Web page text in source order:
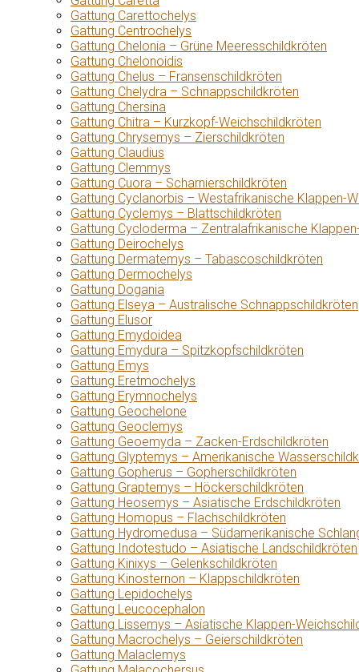
Gattung Carettochelys
Gattung Centrochelys
Gattung Chelonia – Grüne Meeresschildkröten
Gattung Chelonoidis
Gattung Chelus – Fransenschildkröten
Gattung Chelydra – Schnappschildkröten
Gattung Chersina
Gattung Chitra – Kurzkopf-Weichschildkröten
Gattung Chrysemys – Zierschildkröten
Gattung Claudius
Gattung Clemmys
Gattung Cuora – Scharnierschildkröten
Gattung Cyclanorbis – Westafrikanische Klappen-
Gattung Cyclemys – Blattschildkröten
Gattung Cycloderma – Zentralafrikanische
Gattung Deirochelys
Gattung Dermatemys – Tabascoschildkröten
Gattung Dermochelys
Gattung Dogania
Gattung Elseya – Australische Schnappschildkröten
Gattung Elusor
Gattung Emydoidea
Gattung Emydura – Spitzkopfschildkröten
Gattung Emys
Gattung Eretmochelys
Gattung Erymnochelys
Gattung Geochelone
Gattung Geoclemys
Gattung Geoemyda – Zacken-Erdschildkröten
Gattung Glyptemys – Amerikanische
Gattung Gopherus – Gopherschildkröten
Gattung Graptemys – Höckerschildkröten
Gattung Heosemys – Asiatische Erdschildkröten
Gattung Homopus – Flachschildkröten
Gattung Hydromedusa – Südamerikanische
Gattung Indotestudo – Asiatische Landschildkröten
Gattung Kinixys – Gelenkschildkröten
Gattung Kinosternon – Klappschildkröten
Gattung Lepidochelys
Gattung Leucocephalon
Gattung Lissemys – Asiatische Klappen-
Gattung Macrochelys – Geierschildkröten
Gattung Malaclemys